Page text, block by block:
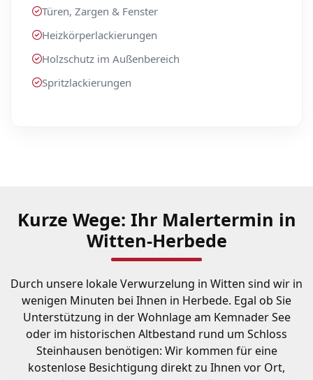
Türen, Zargen & Fenster
Heizkörperlackierungen
Holzschutz im Außenbereich
Spritzlackierungen
Kurze Wege: Ihr Malertermin in
Witten-Herbede
Durch unsere lokale Verwurzelung in Witten sind wir in
wenigen Minuten bei Ihnen in Herbede. Egal ob Sie
Unterstützung in der Wohnlage am Kemnader See
oder im historischen Altbestand rund um Schloss
Steinhausen benötigen: Wir kommen für eine
kostenlose Besichtigung direkt zu Ihnen vor Ort,